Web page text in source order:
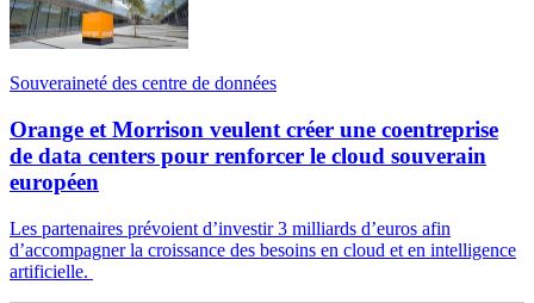
Souveraineté des centre de données
Orange et Morrison veulent créer une coentreprise
de data centers pour renforcer le cloud souverain
européen
Les partenaires prévoient d’investir 3 milliards d’euros afin
d’accompagner la croissance des besoins en cloud et en intelligence
artificielle.